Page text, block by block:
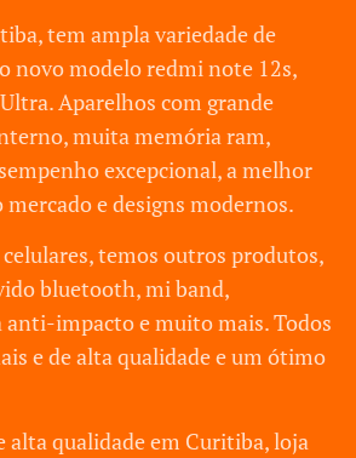
tem ampla variedade de
novo modelo redmi note 12s,
Aparelhos com grande
muita memória ram,
excepcional, a melhor
e designs modernos.
temos outros produtos,
bluetooth, mi band,
anti-impacto e muito mais. Todos
e de alta qualidade e um ótimo
alta qualidade em Curitiba, loja